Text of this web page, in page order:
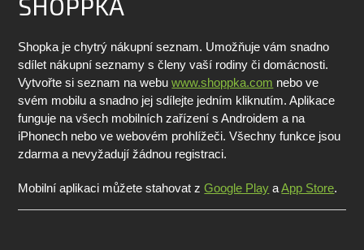
Shopka je chytrý nákupní seznam. Umožňuje vám snadno
sdílet nákupní seznamy s členy vaší rodiny či domácnosti.
Vytvořte si seznam na webuwww.shoppka.com nebo ve
svém mobilu a snadno jej sdílejte jedním kliknutím. Aplikace
funguje na všech mobilních zařízení s Androidem a na
iPhonech nebo ve webovém prohlížeči. Všechny funkce jsou
zdarma a nevyžadují žádnou registraci.
Mobilní aplikaci můžete stahovat zGoogle Play aApp Store.